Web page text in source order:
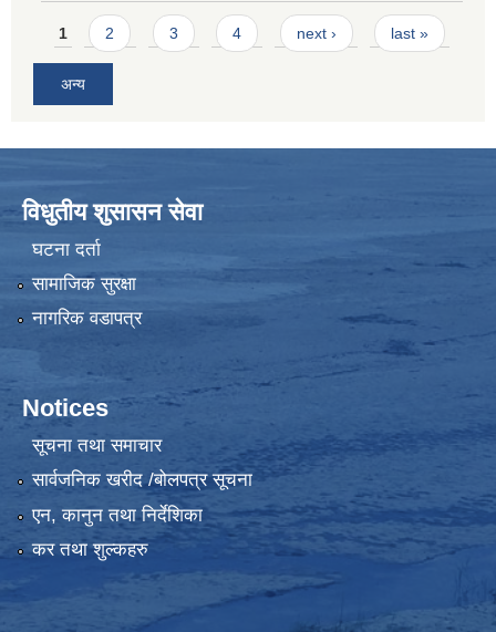
Pages
1 2 3 4 next › last »
अन्य
विधुतीय शुसासन सेवा
घटना दर्ता
सामाजिक सुरक्षा
नागरिक वडापत्र
Notices
सूचना तथा समाचार
सार्वजनिक खरीद /बोलपत्र सूचना
एन, कानुन तथा निर्देशिका
कर तथा शुल्कहरु